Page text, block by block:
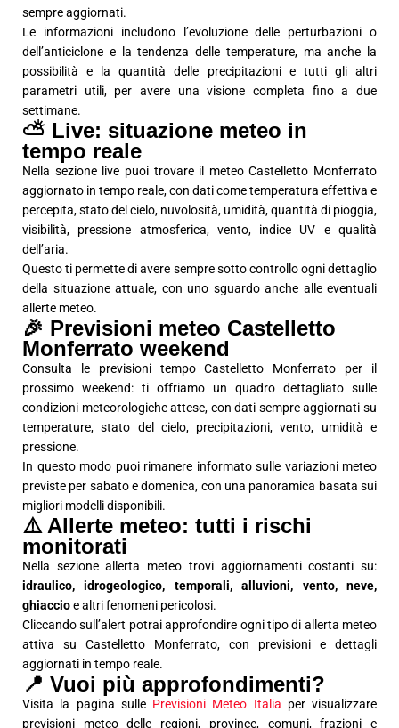
sempre aggiornati.
Le informazioni includono l’evoluzione delle perturbazioni o
dell’anticiclone e la tendenza delle temperature, ma anche la
possibilità e la quantità delle precipitazioni e tutti gli altri
parametri utili, per avere una visione completa fino a due
settimane.
⛅ Live: situazione meteo in
tempo reale
Nella sezione live puoi trovare il meteo Castelletto Monferrato
aggiornato in tempo reale, con dati come temperatura effettiva e
percepita, stato del cielo, nuvolosità, umidità, quantità di pioggia,
visibilità, pressione atmosferica, vento, indice UV e qualità
dell’aria.
Questo ti permette di avere sempre sotto controllo ogni dettaglio
della situazione attuale, con uno sguardo anche alle eventuali
allerte meteo.
🎉 Previsioni meteo Castelletto
Monferrato weekend
Consulta le previsioni tempo Castelletto Monferrato per il
prossimo weekend: ti offriamo un quadro dettagliato sulle
condizioni meteorologiche attese, con dati sempre aggiornati su
temperature, stato del cielo, precipitazioni, vento, umidità e
pressione.
In questo modo puoi rimanere informato sulle variazioni meteo
previste per sabato e domenica, con una panoramica basata sui
migliori modelli disponibili.
⚠️ Allerte meteo: tutti i rischi
monitorati
Nella sezione allerta meteo trovi aggiornamenti costanti su:
idraulico, idrogeologico, temporali, alluvioni, vento, neve,
ghiaccioe altri fenomeni pericolosi.
Cliccando sull’alert potrai approfondire ogni tipo di allerta meteo
attiva su Castelletto Monferrato, con previsioni e dettagli
aggiornati in tempo reale.
📍 Vuoi più approfondimenti?
Visita la pagina sulle Previsioni Meteo Italia per visualizzare
previsioni meteo delle regioni, province, comuni, frazioni e